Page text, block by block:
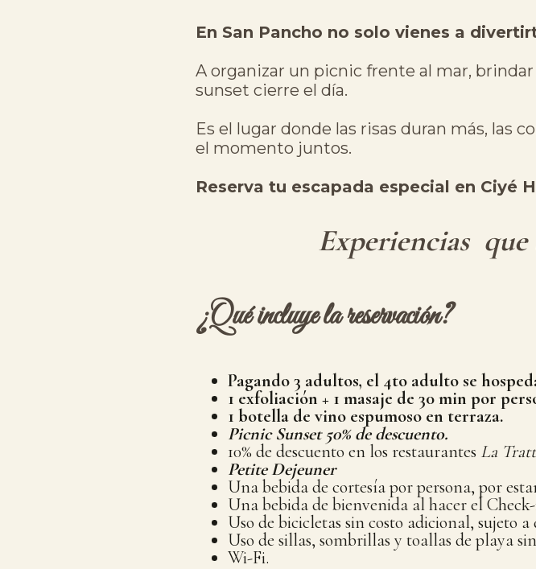
En San Pancho no solo vienes a
A organizar un picnic frente al mar,
sunset cierre el día.
Es el lugar donde las risas duran más, las
el momento juntos.
Reserva tu escapada especial en Ciyé
Experiencias que
¿Qué incluye la reservación?
Pagando 3 adultos, el 4to adulto se
1 exfoliación + 1 masaje de 30 min por
1 botella de vino espumoso en terraza.
Picnic Sunset 50% de descuento.
10% de descuento en los restaurantes La
Petite Dejeuner
Una bebida de cortesía por persona, por
Una bebida de bienvenida al hacer el
Uso de bicicletas sin costo adicional, sujeto
Uso de sillas, sombrillas y toallas de playa
Wi-Fi.